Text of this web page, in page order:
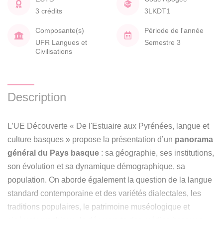
3 crédits
3LKDT1
Composante(s)
UFR Langues et
Civilisations
Période de l'année
Semestre 3
Description
L’UE Découverte « De l'Estuaire aux Pyrénées, langue et
culture basques » propose la présentation d’un panorama
général du Pays basque : sa géographie, ses institutions,
son évolution et sa dynamique démographique, sa
population. On aborde également la question de la langue
standard contemporaine et des variétés dialectales, les
traditions populaires, le patrimoine muséologique et